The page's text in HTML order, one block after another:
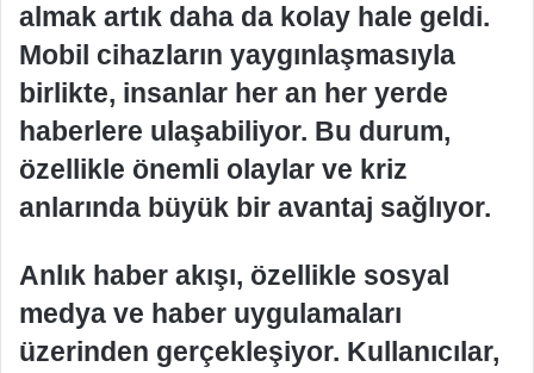
almak artık daha da kolay hale geldi.
Mobil cihazların yaygınlaşmasıyla
birlikte, insanlar her an her yerde
haberlere ulaşabiliyor. Bu durum,
özellikle önemli olaylar ve kriz
anlarında büyük bir avantaj sağlıyor.
Anlık haber akışı, özellikle sosyal
medya ve haber uygulamaları
üzerinden gerçekleşiyor. Kullanıcılar,